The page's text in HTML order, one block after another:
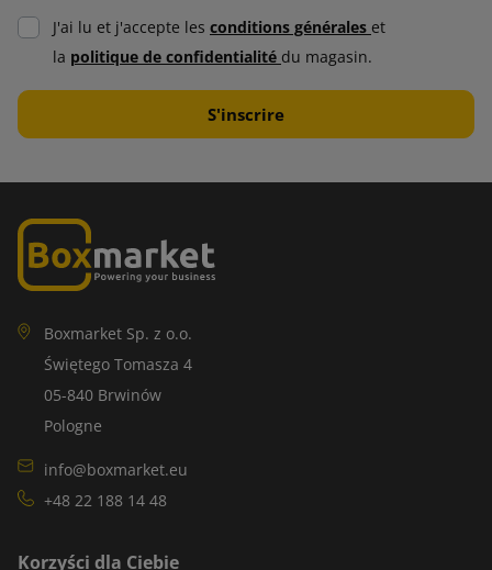
J'ai lu et j'accepte les conditions générales et
la politique de confidentialité du magasin.
Boxmarket Sp. z o.o.
Świętego Tomasza 4
05-840 Brwinów
Pologne
info@boxmarket.eu
+48 22 188 14 48
Korzyści dla Ciebie